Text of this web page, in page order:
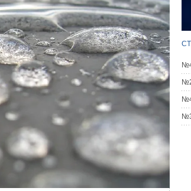
конденсатор и компрессор,
шахту. Для этого
теплообменник 1, водопровод из
системы горячего
можно поддерживать